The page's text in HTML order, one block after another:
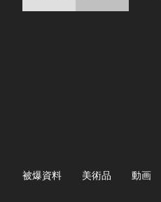
被爆資料 美術品 動画